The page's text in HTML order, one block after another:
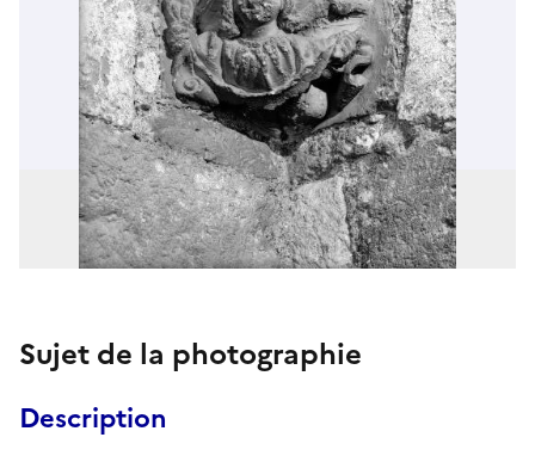
Sujet de la photographie
Description